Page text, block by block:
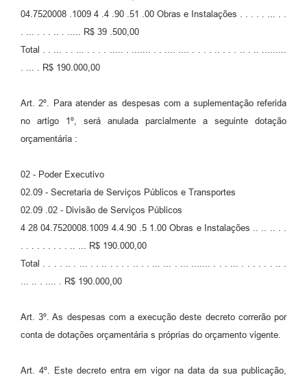
04.7520008 .1009 4 .4 .90 .51 .00 Obras e Instalações . . . . . ... . .
. ... . . . .. . ..... R$ 39 .500,00
Total . . ... . . ... . . . . ..... . ....... . . .... .... . . . . .. . . . .. . .. .........
. ... . R$ 190.000,00
Art. 2º. Para atender as despesas com a suplementação referida
no artigo 1º, será anulada parcialmente a seguinte dotação
orçamentária :
02 - Poder Executivo
02.09 - Secretaria de Serviços Públicos e Transportes
02.09 .02 - Divisão de Serviços Públicos
4 28 04.7520008.1009 4.4.90 .5 1.00 Obras e Instalações .. .. .. . .
. . . . . . . . . .. ... R$ 190.000,00
Total . . . . .. . ... . . .. . . . . .. . . ... ... . ... ....... . . . ... . . . . . . .. .
... .. . .... . R$ 190.000,00
Art. 3º. As despesas com a execução deste decreto correrão por
conta de dotações orçamentária s próprias do orçamento vigente.
Art. 4º. Este decreto entra em vigor na data da sua publicação,